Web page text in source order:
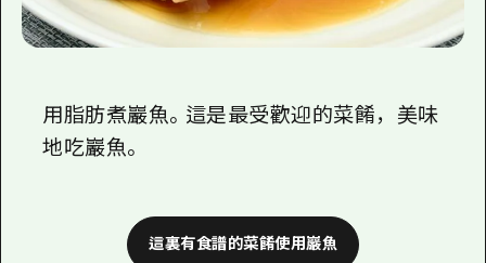
用脂肪煮巖魚。這是最受歡迎的菜餚，美味
地吃巖魚。
這裏有食譜的菜餚使用巖魚